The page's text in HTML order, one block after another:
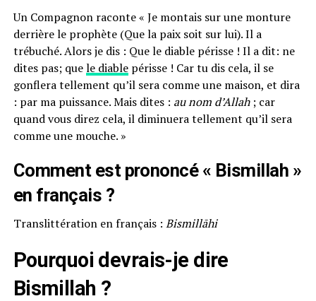
Un Compagnon raconte « Je montais sur une monture
derrière le prophète (Que la paix soit sur lui). Il a
trébuché. Alors je dis : Que le diable périsse ! Il a dit: ne
dites pas; quele diablepérisse ! Car tu dis cela, il se
gonflera tellement qu’il sera comme une maison, et dira
: par ma puissance. Mais dites : au nom d’Allah; car
quand vous direz cela, il diminuera tellement qu’il sera
comme une mouche. »
Comment est prononcé « Bismillah »
en français ?
Translittération en français : Bismillāhi
Pourquoi devrais-je dire
Bismillah ?